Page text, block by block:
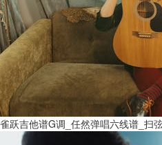
雀跃吉他谱G调_任然弹唱六线谱_扫